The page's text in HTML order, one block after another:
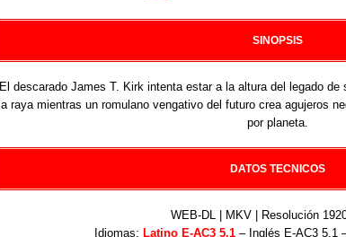
SINOPSIS
El descarado James T. Kirk intenta estar a la altura del legado
a raya mientras un romulano vengativo del futuro crea agujeros
por planeta.
DATOS TECNICOS
WEB-DL | MKV | Resolución
Idiomas: Latino E-AC3 5.1– Inglés E-AC3 5.1